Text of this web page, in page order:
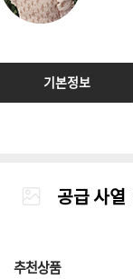
기본정보
공급 사열
추천상품